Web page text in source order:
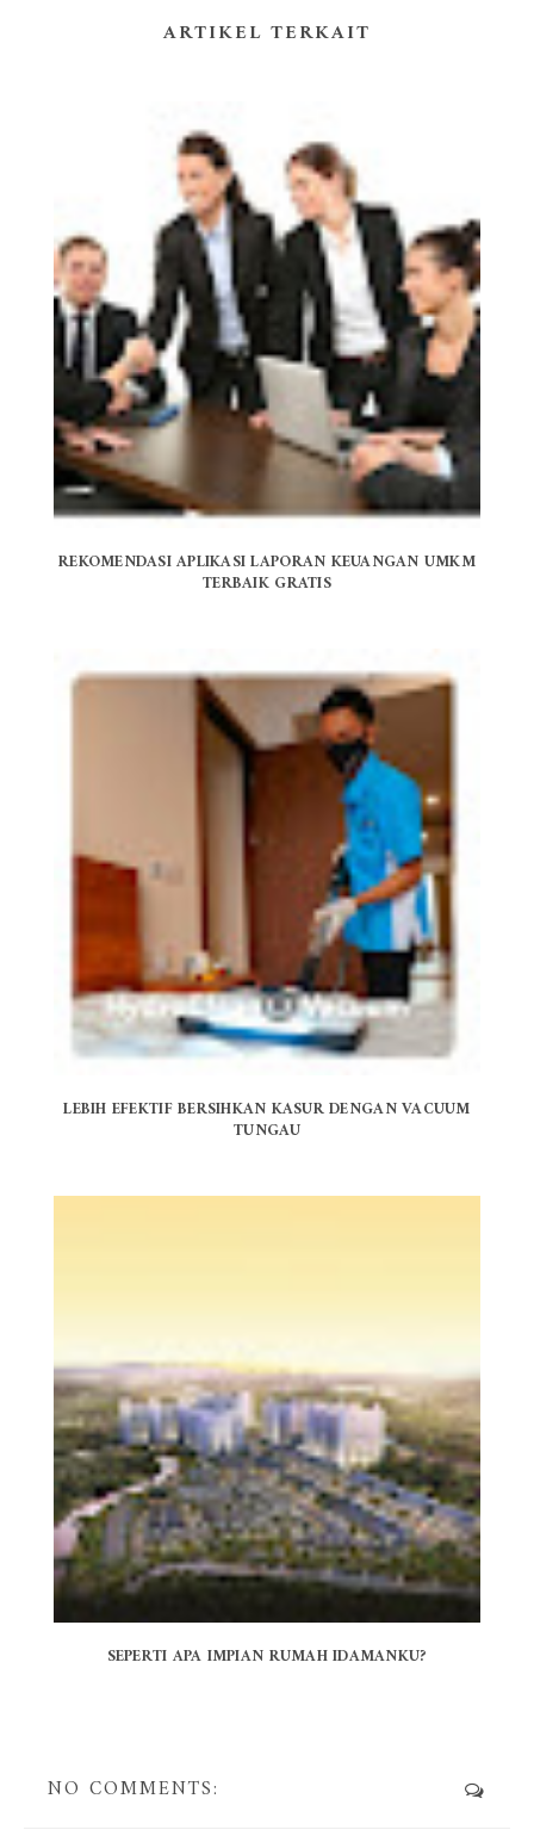
ARTIKEL TERKAIT
REKOMENDASI APLIKASI LAPORAN KEUANGAN UMKM
TERBAIK GRATIS
LEBIH EFEKTIF BERSIHKAN KASUR DENGAN VACUUM
TUNGAU
SEPERTI APA IMPIAN RUMAH IDAMANKU?
NO COMMENTS: